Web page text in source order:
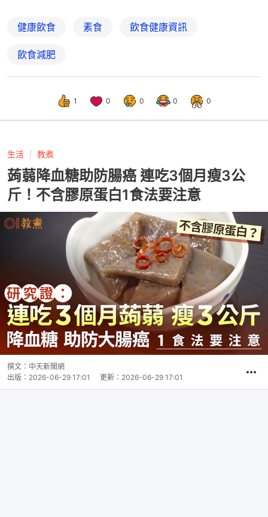
健康飲食 素食 飲食健康資訊
飲食減肥
1 0 0 0 0
生活 教煮
蒟蒻降血糖助防腸癌 連吃3個月瘦3公
斤！不含膠原蛋白1食法要注意
撰文： 中天新聞網
出版： 2026-06-29 17:01 更新： 2026-06-29 17:01